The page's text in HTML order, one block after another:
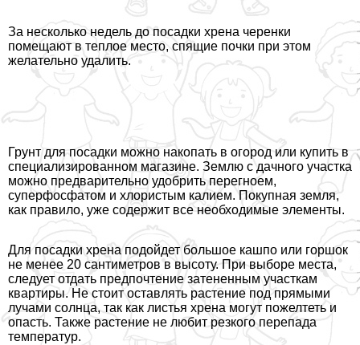
За несколько недель до посадки хрена черенки
помещают в теплое место, спящие почки при этом
желательно удалить.
Грунт для посадки можно накопать в огород или купить в
специализированном магазине. Землю с дачного участка
можно предварительно удобрить перегноем,
суперфосфатом и хлористым калием. Покупная земля,
как правило, уже содержит все необходимые элементы.
Для посадки хрена подойдет большое кашпо или горшок
не менее 20 сантиметров в высоту. При выборе места,
следует отдать предпочтение затененным участкам
квартиры. Не стоит оставлять растение под прямыми
лучами солнца, так как листья хрена могут пожелтеть и
опасть. Также растение не любит резкого перепада
температур.